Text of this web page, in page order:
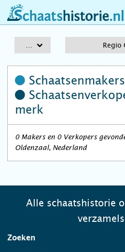
schaatshistorie.nl
Regio
Schaatsenmakers |
merk
0 Makers en 0 Verkopers
Oldenzaal, Nederland
Alle schaatshistorie
Zoeken